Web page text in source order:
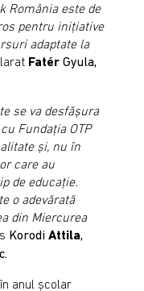
România este de
pentru iniţiative
adaptate la
Fatér Gyula,
se va desfăşura
Fundaţia OTP
şi, nu în
care au
de educaţie.
o adevărată
din Miercurea
Korodi Attila,
anul şcolar